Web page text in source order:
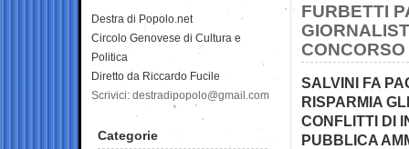
FURBETTI
CONCORSO
SALVINI FA
RISPARMIA
CONFLITTI DI
PUBBLICA
Destra di Popolo.net
Circolo Genovese di Cultura e
Politica
Diretto da Riccardo Fucile
Scrivici: destradipopolo@gmail.com
Categorie